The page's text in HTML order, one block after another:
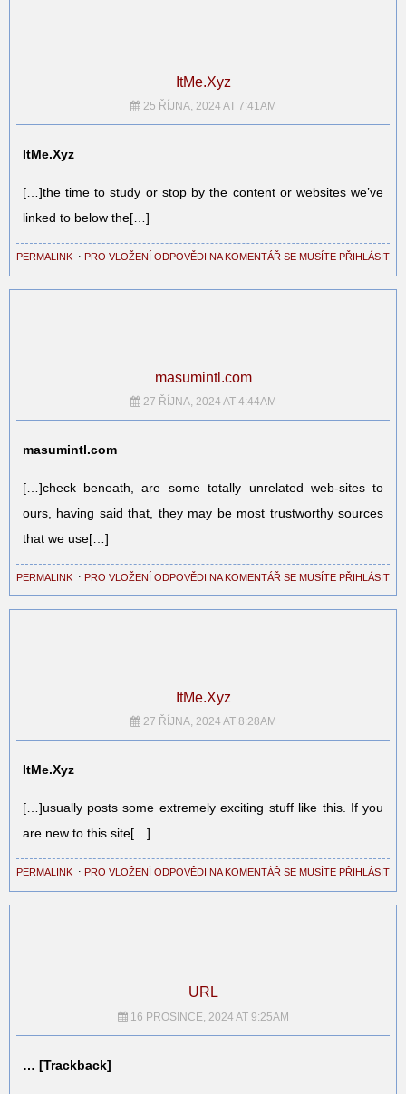
ItMe.Xyz
25 ŘÍJNA, 2024 AT 7:41AM
ItMe.Xyz
[…]the time to study or stop by the content or websites we’ve
linked to below the[…]
PERMALINK ⋅ PRO VLOŽENÍ ODPOVĚDI NA KOMENTÁŘ SE MUSÍTE PŘIHLÁSIT
masumintl.com
27 ŘÍJNA, 2024 AT 4:44AM
masumintl.com
[…]check beneath, are some totally unrelated web-sites to
ours, having said that, they may be most trustworthy sources
that we use[…]
PERMALINK ⋅ PRO VLOŽENÍ ODPOVĚDI NA KOMENTÁŘ SE MUSÍTE PŘIHLÁSIT
ItMe.Xyz
27 ŘÍJNA, 2024 AT 8:28AM
ItMe.Xyz
[…]usually posts some extremely exciting stuff like this. If you
are new to this site[…]
PERMALINK ⋅ PRO VLOŽENÍ ODPOVĚDI NA KOMENTÁŘ SE MUSÍTE PŘIHLÁSIT
URL
16 PROSINCE, 2024 AT 9:25AM
… [Trackback]